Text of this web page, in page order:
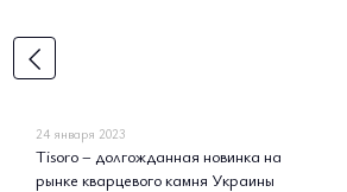
24 января 2023
Tisoro – долгожданная новинка на
рынке кварцевого камня Украины